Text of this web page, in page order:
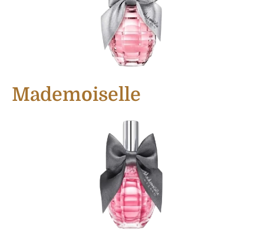
Mademoiselle